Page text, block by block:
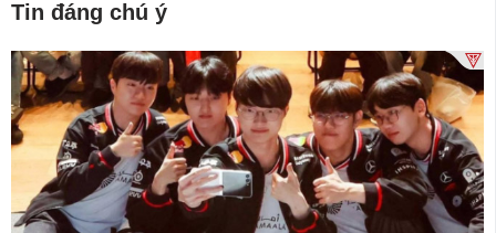
Tin đáng chú ý